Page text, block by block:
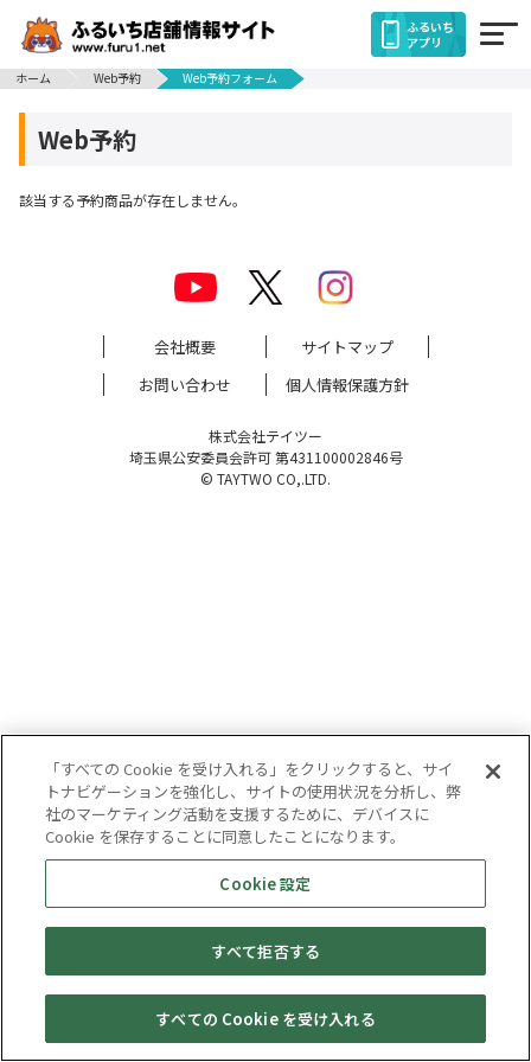
ふるいち
アプリ
ホーム
Web予約 Web予約フォーム
Web予約
該当する予約商品が存在しません。
会社概要
サイトマップ
お問い合わせ
個人情報保護方針
株式会社テイツー
埼玉県公安委員会許可 第431100002846号
© TAYTWO CO,.LTD.
キャンペーン 店舗一覧 Web予約 買取情報 宅配買取
「すべての Cookie を受け入れる」をクリックすると、サイ
トナビゲーションを強化し、サイトの使用状況を分析し、弊
社のマーケティング活動を支援するために、デバイスに
Cookie を保存することに同意したことになります。
Cookie 設定
すべて拒否する
すべての Cookie を受け入れる